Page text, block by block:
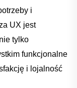
i
UX jest
tylko
funkcjonalne
‍i lojalność